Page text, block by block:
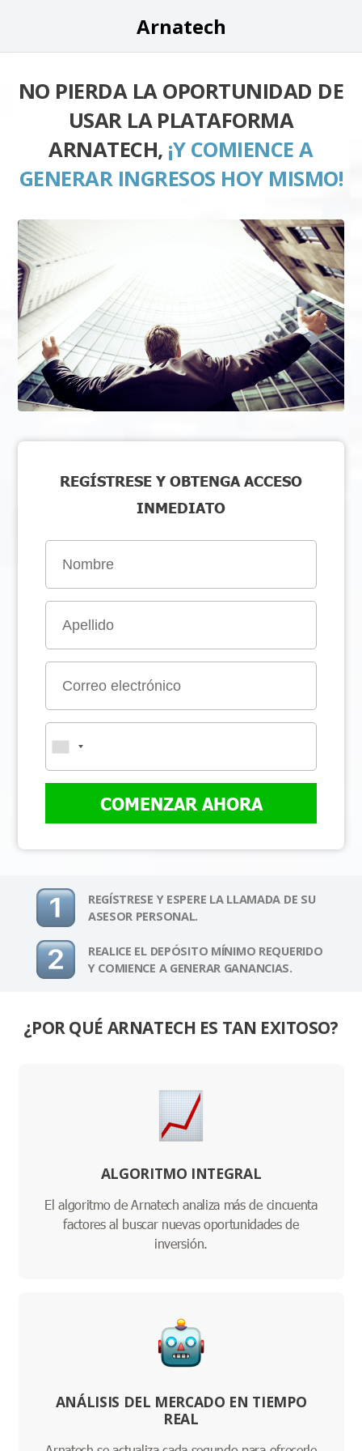
Arnatech
NO PIERDA LA OPORTUNIDAD DE
USAR LA PLATAFORMA
ARNATECH, ¡Y COMIENCE A
GENERAR INGRESOS HOY MISMO!
REGÍSTRESE Y OBTENGA ACCESO
INMEDIATO
COMENZAR AHORA
REGÍSTRESE Y ESPERE LA LLAMADA DE SU
ASESOR PERSONAL.
REALICE EL DEPÓSITO MÍNIMO REQUERIDO
Y COMIENCE A GENERAR GANANCIAS.
¿POR QUÉ ARNATECH ES TAN EXITOSO?
ALGORITMO INTEGRAL
El algoritmo de Arnatech analiza más de cincuenta
factores al buscar nuevas oportunidades de
inversión.
ANÁLISIS DEL MERCADO EN TIEMPO
REAL